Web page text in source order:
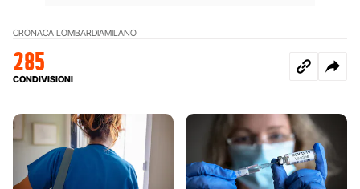
CRONACA LOMBARDIAMILANO
285
CONDIVISIONI